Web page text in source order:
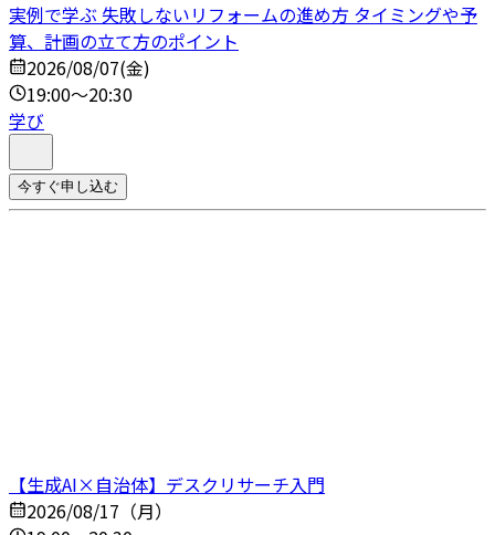
実例で学ぶ 失敗しないリフォームの進め方 タイミングや予
算、計画の立て方のポイント
2026/08/07(金)
19:00～20:30
学び
今すぐ申し込む
【生成AI×自治体】デスクリサーチ入門
2026/08/17（月）